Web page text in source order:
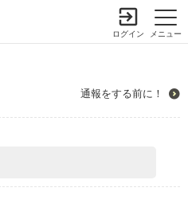
メニュー
ログイン
通報をする前に！